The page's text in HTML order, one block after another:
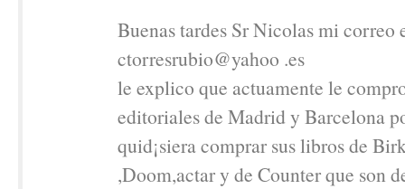
Buenas tardes Sr Nicolas mi correo
ctorresrubio@yahoo .es
le explico que actuamente le
editoriales de Madrid y Barcelona
quid¡siera comprar sus libros de
,Doom,actar y de Counter que son